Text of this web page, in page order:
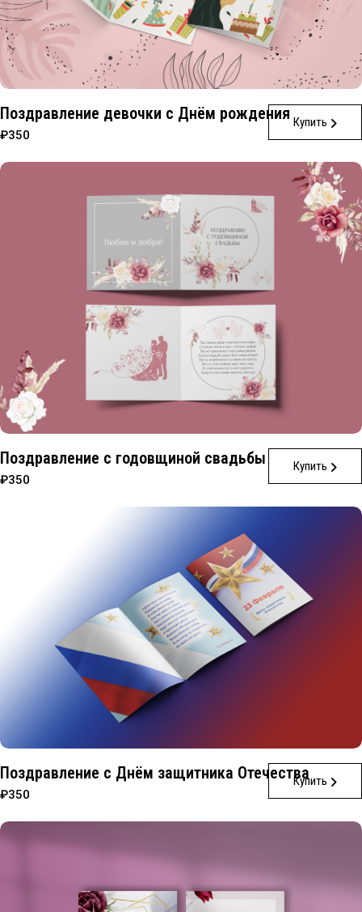
Поздравление девочки с Днём рождения
₽350
Купить
Поздравление с годовщиной свадьбы
₽350
Купить
Поздравление с Днём защитника Отечества
₽350
Купить